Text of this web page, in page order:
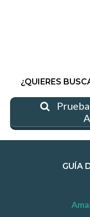
¿QUIERES
GUÍA